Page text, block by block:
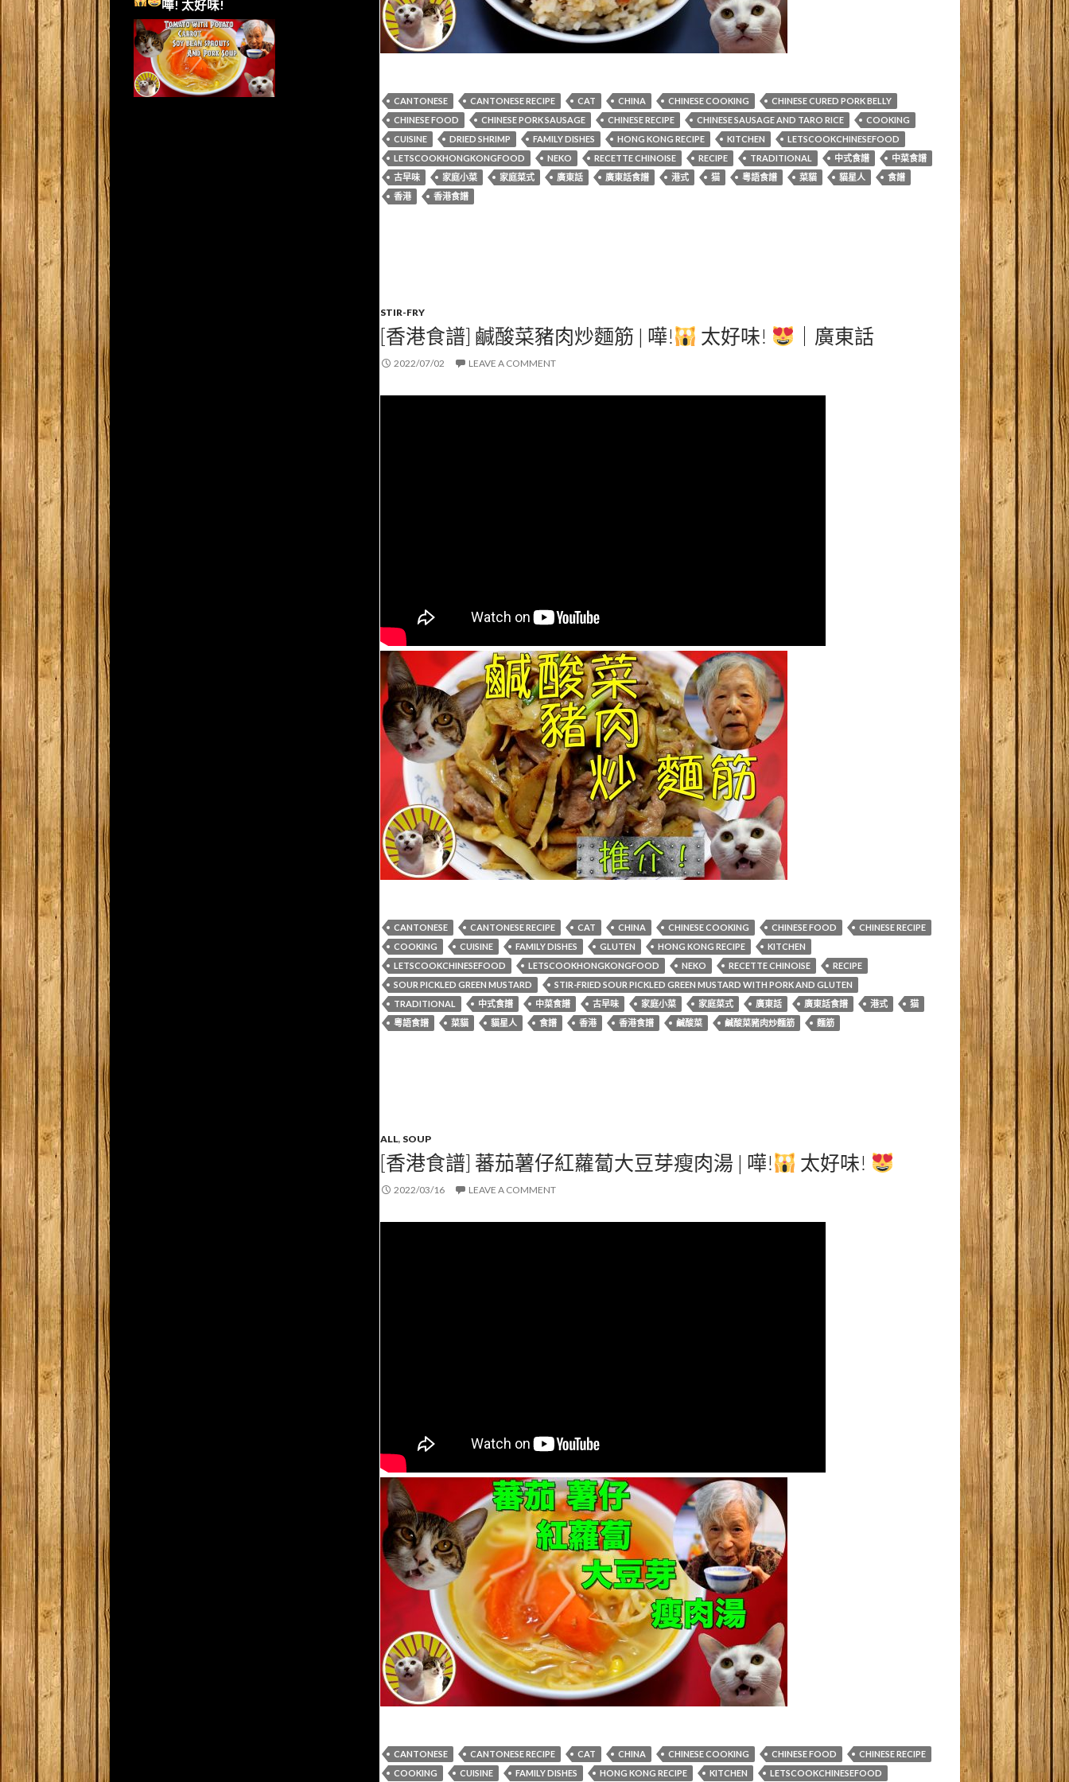
CANTONESE CANTONESE RECIPE CAT CHINA CHINESE COOKING
CHINESE CURED PORK BELLY
CHINESE FOOD
CHINESE PORK SAUSAGE CHINESE RECIPE CHINESE SAUSAGE AND TARO RICE
COOKING
CUISINE
DRIED SHRIMP FAMILY DISHES HONG KONG RECIPE KITCHEN
LETSCOOKCHINESEFOOD
LETSCOOKHONGKONGFOOD
NEKO RECETTE CHINOISE RECIPE TRADITIONAL 中式食譜
中菜食譜
古早味
家庭小菜 家庭菜式 廣東話 廣東話食譜 港式 猫 粵語食譜 菜貓 貓星人
食譜
香港
香港食譜
STIR-FRY
[香港食譜] 鹹酸菜豬肉炒麵筋 | 嘩! 太好味! ｜廣東話
2022/07/02 LEAVE A COMMENT
CANTONESE CANTONESE RECIPE CAT CHINA CHINESE COOKING CHINESE FOOD
CHINESE RECIPE
COOKING
CUISINE FAMILY DISHES GLUTEN HONG KONG RECIPE
KITCHEN
LETSCOOKCHINESEFOOD
LETSCOOKHONGKONGFOOD NEKO RECETTE CHINOISE
RECIPE
SOUR PICKLED GREEN MUSTARD
STIR-FRIED SOUR PICKLED GREEN MUSTARD WITH PORK AND GLUTEN
TRADITIONAL
中式食譜 中菜食譜 古早味 家庭小菜 家庭菜式 廣東話 廣東話食譜 港式
猫
粵語食譜
菜貓 貓星人 食譜 香港 香港食譜 鹹酸菜 鹹酸菜豬肉炒麵筋 麵筋
ALL, SOUP
[香港食譜] 蕃茄薯仔紅蘿蔔大豆芽瘦肉湯 | 嘩! 太好味!
2022/03/16 LEAVE A COMMENT
CANTONESE CANTONESE RECIPE CAT CHINA CHINESE COOKING CHINESE FOOD
CHINESE RECIPE
COOKING
CUISINE FAMILY DISHES HONG KONG RECIPE KITCHEN LETSCOOKCHINESEFOOD
嘩! 太好味!